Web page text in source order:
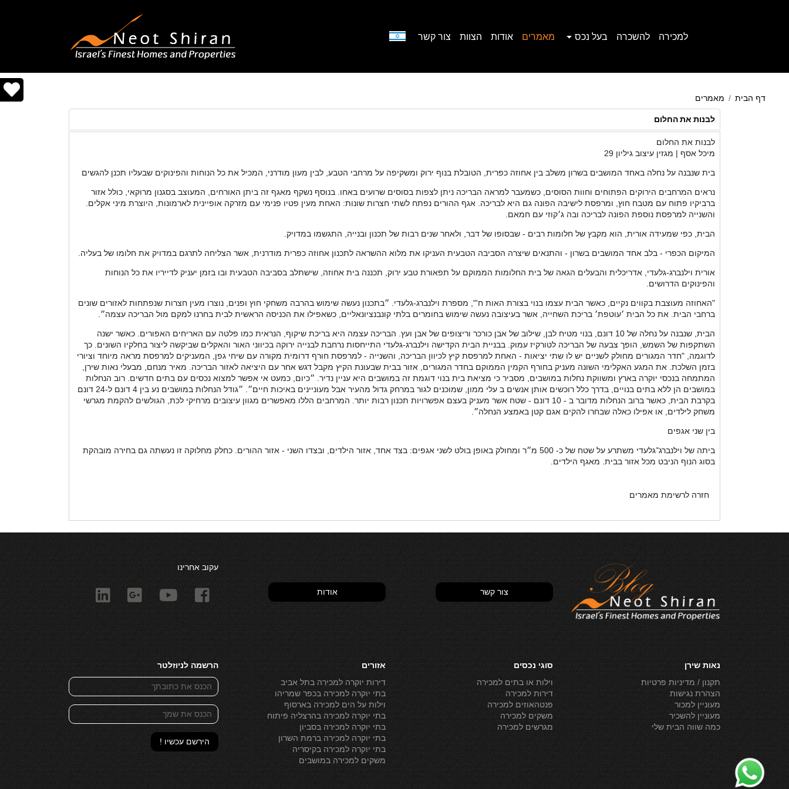
למכירה להשכרה בעל נכס מאמרים אודות הצוות צור קשר
דף הבית מאמרים
לבנות את החלום
לבנות את החלום
מיכל אסף | מגזין עיצוב גיליון 29
בית שנבנה על נחלה באחד המושבים בשרון משלב בין אחוזה כפרית, הטובלת בנוף ירוק ומשקיפה על מרחבי הטבע, לבין מעון מודרני, המכיל את כל הנוחות והפינוקים שבעליו תכנן להגשים
נראים המרחבים הירוקים הפתוחים וחוות הסוסים, כשמעבר למראה הבריכה ניתן לצפות בסוסים שרועים באחו. בנוסף נשקף מאגף זה ביתן האורחים, המעוצב בסגנון מרוקאי, כולל אזור
ברביקיו פתוח עם מטבח חוץ, ומרפסת לישיבה הפונה גם היא לבריכה. אגף ההורים נפתח לשתי חצרות שונות: האחת מעין פטיו פנימי עם מזרקה אופיינית לארמונות, היוצרת מיני אקלים.
והשנייה למרפסת נוספת הפונה לבריכה ובה ג׳קוזי עם חמאם.
הבית, כפי שמעידה אורית, הוא מקבץ של חלומות רבים - שבסופו של דבר, ולאחר שנים רבות של תכנון ובנייה, התגשמו במדויק.
המיקום הכפרי - בלב אחד המושבים בשרון - והתנאים שיצרה הסביבה הטבעית העניקו את מלוא ההשראה לתכנון אחוזה כפרית מודרנית, אשר הצליחה לתרגם במדויק את חלומו של בעליה.
אורית וילנברג-גלעדי, אדריכלית והבעלים הגאה של בית החלומות הממוקם על תפאורת טבע ירוק, תכננה בית אחוזה, שישתלב בסביבה הטבעית ובו בזמן יעניק לדייריו את כל הנוחות
והפינוקים הדרושים.
"האחוזה מעוצבת בקווים נקיים, כאשר הבית עצמו בנוי בצורת האות ח'", מספרת וילנברג-גלעדי. ״בתכנון נעשה שימוש בהרבה משחקי חוץ ופנים, נוצרו מעין חצרות שנפתחות לאזורים שונים
ברחבי הבית. את כל הבית ׳עוטפת׳ בריכת השחייה, אשר בעיצובה נעשה שימוש בחומרים בלתי קונבנציונאליים, כשאפילו את הכניסה הראשית לבית בחרנו למקם מול הבריכה עצמה״.
הבית, שנבנה על נחלה של 10 דונם, בנוי מטיח לבן, שילוב של אבן כורכר וריצופים של אבן ועץ. הבריכה עצמה היא בריכת שיקוף, הנראית כמו פלטה עם האריחים האפורים. כאשר ישנה
השתקפות של השמש, הופך צבעה של הבריכה לטורקיז עמוק. בבניית הבית הקדישה וילנברג-גלעדי התייחסות נרחבת לבנייה ירוקה בכיווני האור והאקלים שביקשה ליצור בחלקיו השונים. כך
לדוגמה, "חדר המגורים מחולק לשניים יש לו שתי יציאות - האחת למרפסת קיץ לכיוון הבריכה, והשנייה - למרפסת חורף דרומית מקורה עם שיחי גפן, המעניקים למרפסת מראה מיוחד וציורי
בזמן השלכת. את המגע האקלימי השונה מעניק בחורף הקמין הממוקם בחדר המגורים, אזור בבית שבעונת הקיץ מקבל דגש אחר עם היציאה לאזור הבריכה. מאיר מנחם, מבעלי נאות שירן,
המתמחה בנכסי יוקרה בארץ ומשווקת נחלות במושבים, מסביר כי מציאת בית בנוי דוגמת זה במושבים היא עניין נדיר. ״כיום, כמעט אי אפשר למצוא נכסים עם בתים חדשים. רוב הנחלות
במושבים הן ללא בתים בנויים, בדרך כלל רוכשים אותן אנשים ב עלי ממון, שמוכנים לגור במרחק גדול מהעיר אבל מעוניינים באיכות חיים״. ״גודל הנחלות במושבים נע בין 4 דונם ל-24 דונם
בקרבת הבית, כאשר ברוב הנחלות מדובר ב - 10 דונם - שטח אשר מעניק בעצם אפשרויות תכנון רבות יותר. המרחבים הללו מאפשרים מגוון עיצובים מרחיקי לכת, הגולשים להקמת מגרשי
משחק לילדים, או אפילו כאלה שבחרו להקים אגם קטן באמצע הנחלה״.
בין שני אגפים
ביתה של וילנברג־גלעדי משתרע על שטח של כ- 500 מ״ר ומחולק באופן בולט לשני אגפים: בצד אחד, אזור הילדים, ובצדו השני - אזור ההורים. כחלק מחלוקה זו נעשתה גם בחירה מובהקת
בסוג הנוף הניבט מכל אזור בבית. מאגף הילדים.
חזרה לרשימת מאמרים
צור קשר אודות
עקוב אחרינו
נאות שירן
תקנון / מדיניות פרטיות
הצהרת נגישות
מעוניין למכור
מעוניין להשכיר
כמה שווה הבית שלי
סוגי נכסים
וילות או בתים למכירה
דירות למכירה
פנטהאוזים למכירה
משקים למכירה
מגרשים למכירה
אזורים
דירות יוקרה למכירה בתל אביב
בתי יוקרה למכירה בכפר שמריהו
וילות על הים למכירה בארסוף
בתי יוקרה למכירה בהרצליה פיתוח
בתי יוקרה למכירה בסביון
בתי יוקרה למכירה ברמת השרון
בתי יוקרה למכירה בקיסריה
משקים למכירה במושבים
הרשמה לניוזלטר
הירשם עכשיו !